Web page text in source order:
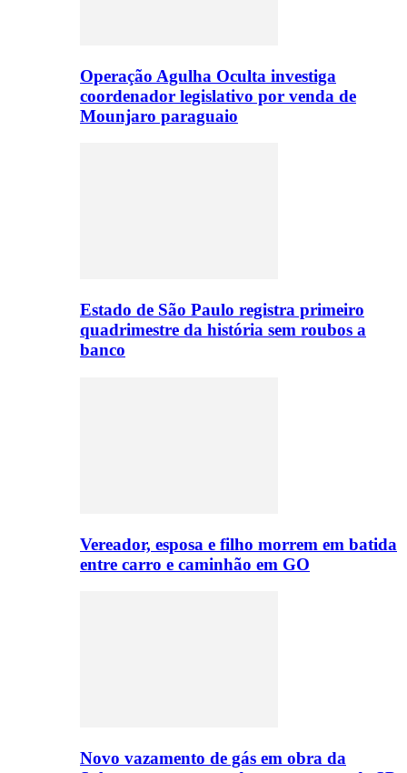
Operação Agulha Oculta investiga
coordenador legislativo por venda de
Mounjaro paraguaio
Estado de São Paulo registra primeiro
quadrimestre da história sem roubos a
banco
Vereador, esposa e filho morrem em batida
entre carro e caminhão em GO
Novo vazamento de gás em obra da